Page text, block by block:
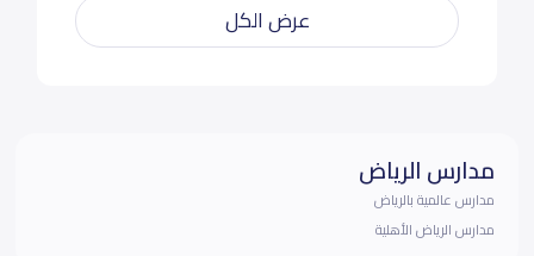
عرض الكل
مدارس الرياض
مدارس عالمية بالرياض
مدارس الرياض الأهلية